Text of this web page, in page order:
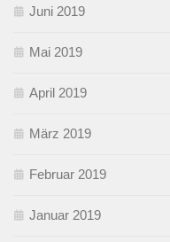
Juni 2019
Mai 2019
April 2019
März 2019
Februar 2019
Januar 2019